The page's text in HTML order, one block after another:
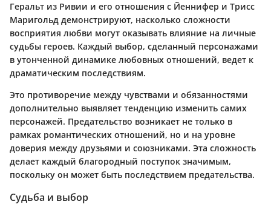
Геральт из Ривии и его отношения с Йеннифер и Трисс
Маригольд демонстрируют, насколько сложности
восприятия любви могут оказывать влияние на личные
судьбы героев. Каждый выбор, сделанный персонажами
в утонченной динамике любовных отношений, ведет к
драматическим последствиям.
Это противоречие между чувствами и обязанностями
дополнительно выявляет тенденцию изменить самих
персонажей. Предательство возникает не только в
рамках романтических отношений, но и на уровне
доверия между друзьями и союзниками. Эта сложность
делает каждый благородный поступок значимым,
поскольку он может быть последствием предательства.
Судьба и выбор